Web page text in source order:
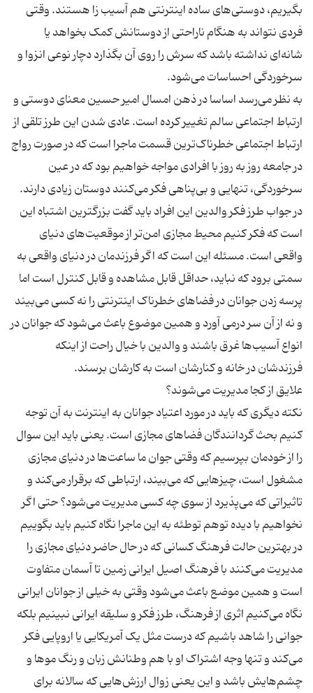
بگیریم، دوستی‌های ساده اینترنتی هم آسیب زا هستند. وقتی
فردی نتواند به هنگام ناراحتی از دوستانش کمک بخواهد یا
شانه‌ای نداشته باشد که سرش را روی آن بگذارد دچار نوعی انزوا و
به نظر می‌رسد اساسا در ذهن امسال امیر حسین معنای دوستی و
ارتباط اجتماعی سالم تغییر کرده است. عادی شدن این طرز تلقی از
ارتباط اجتماعی خطرناک‌ترین قسمت ماجرا است که در صورت رواج
در جامعه روز به روز با افرادی مواجه خواهیم بود که در عین
در جواب طرز فکر والدین این افراد باید گفت بزرگترین اشتباه این
است که فکر کنیم محیط مجازی امن‌تر از موقعیت‌های دنیای
واقعی است. مسئله این است که اگر فرزندمان در دنیای واقعی به
سمتی برود که نباید، حداقل قابل مشاهده و قابل کنترل است اما
پرسه زدن جوانان در فضاهای خطرناک اینترنتی را نه کسی می‌بیند
و نه از آن سر درمی آورد و همین موضوع باعث می‌شود که جوانان در
انواع آسیب‌ها غرق باشند و والدین با خیال راحت از اینکه
نکته دیگری که باید در مورد اعتیاد جوانان به اینترنت به آن توجه
کنیم بحث گردانندگان فضاهای مجازی است. یعنی باید این سوال
را از خودمان بپرسیم که وقتی جوان ما ساعت‌ها در دنیای مجازی
مشغول است، چیزهایی که می‌بیند، ارتباطی که برقرار می‌کند و
تاثیراتی که می‌پذیرد از سوی چه کسی مدیریت می‌شود؟ حتی اگر
نخواهیم با دیده توهم توطئه به این ماجرا نگاه کنیم باید بگوییم
در بهترین حالت فرهنگ کسانی که در حال حاضر دنیای مجازی را
مدیریت می‌کنند با فرهنگ اصیل ایرانی زمین تا آسمان متفاوت
است و همین موضع باعث می‌شود وقتی به خیلی از جوانان ایرانی
نگاه می‌کنیم اثری از فرهنگ، طرز فکر و سلیقه ایرانی نبینیم بلکه
جوانی را شاهد باشیم که درست مثل یک آمریکایی یا اروپایی فکر
می‌کند و تنها وجه اشتراک او با هم وطنانش زبان و رنگ مو‌ها و
چشم‌هایش باشد و این یعنی زوال ارزش‌هایی که سالانه برای